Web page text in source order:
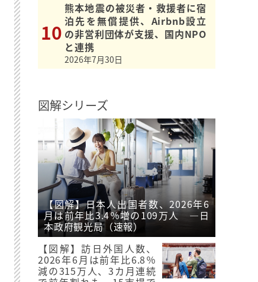
熊本地震の被災者・救援者に宿
泊先を無償提供、Airbnb設立
の非営利団体が支援、国内NPO
と連携
2026年7月30日
図解シリーズ
【図解】日本人出国者数、2026年6
月は前年比3.4％増の109万人 ―日
本政府観光局（速報）
【図解】訪日外国人数、
2026年6月は前年比6.8％
減の315万人、3カ月連続